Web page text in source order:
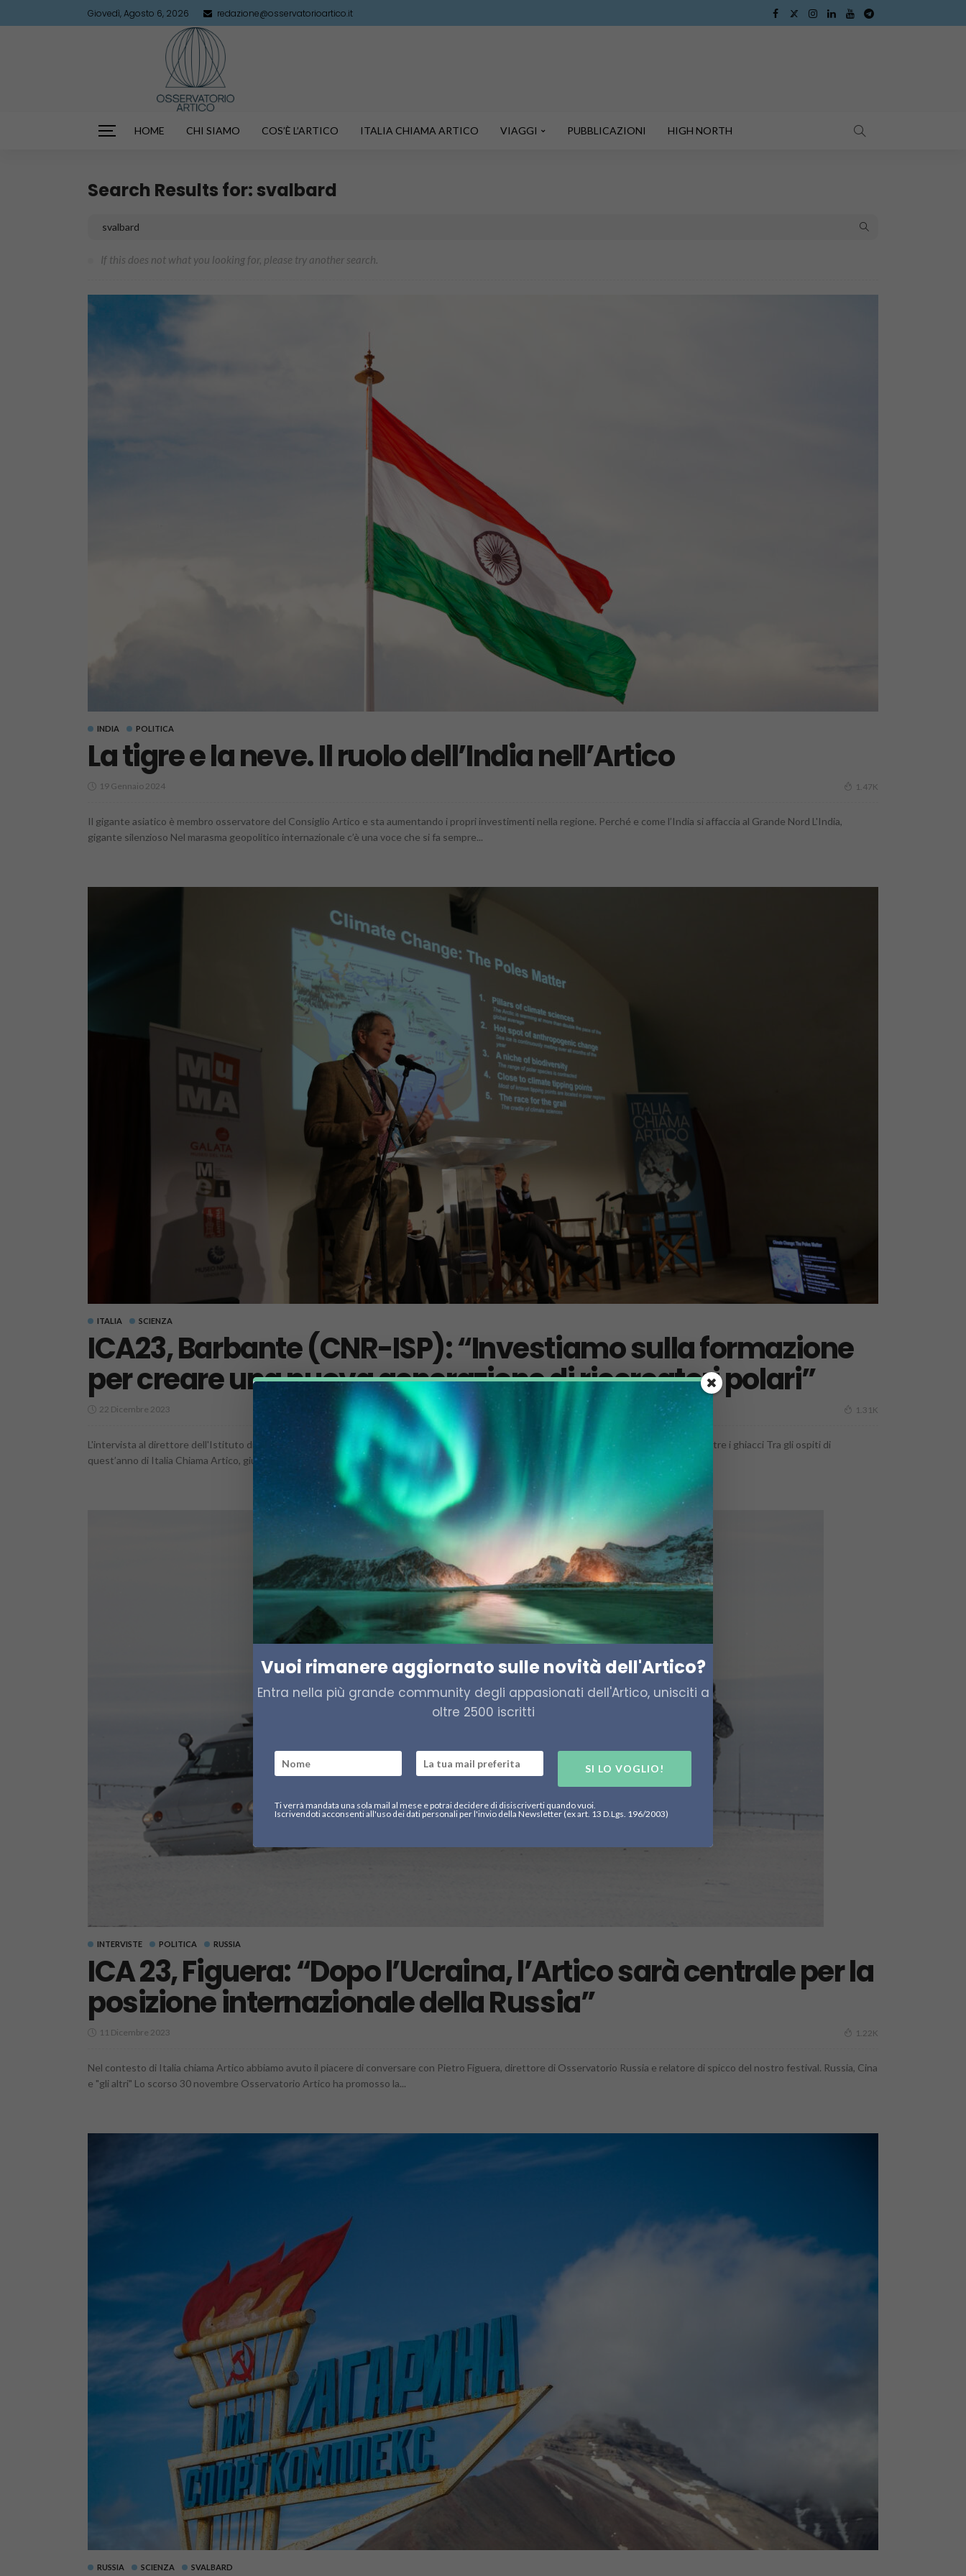
Giovedì, Agosto 6, 2026 redazione@osservatorioartico.it
HOME CHI SIAMO COS’È L’ARTICO ITALIA CHIAMA ARTICO VIAGGI PUBBLICAZIONI HIGH NORTH
Search Results for: svalbard
If this does not what you looking for, please try another search.
INDIA POLITICA
La tigre e la neve. Il ruolo dell’India nell’Artico
19 Gennaio 2024 1.47K
Il gigante asiatico è membro osservatore del Consiglio Artico e sta aumentando i propri investimenti nella regione. Perché e come l’India si affaccia al Grande Nord L'India,
gigante silenzioso Nel marasma geopolitico internazionale c’è una voce che si fa sempre...
ITALIA SCIENZA
ICA23, Barbante (CNR-ISP): “Investiamo sulla formazione
per creare una nuova generazione di ricercatori polari”
22 Dicembre 2023 1.31K
L'intervista al direttore dell'Istituto di Scienze Polari del CNR, Carlo Barbante, su ambiente, attività di ricerca scientifica e possibili sviluppi. Oltre i ghiacci Tra gli ospiti di
quest’anno di Italia Chiama Artico, giunto alla sua terza edizione, durante il primo...
INTERVISTE POLITICA RUSSIA
ICA 23, Figuera: “Dopo l’Ucraina, l’Artico sarà centrale per la
posizione internazionale della Russia”
11 Dicembre 2023 1.22K
Nel contesto di Italia chiama Artico abbiamo avuto il piacere di conversare con Pietro Figuera, direttore di Osservatorio Russia e relatore di spicco del nostro festival. Russia, Cina
e "gli altri" Lo scorso 30 novembre Osservatorio Artico ha promosso la...
RUSSIA SCIENZA SVALBARD
Vuoi rimanere aggiornato sulle novità dell'Artico?
Entra nella più grande community degli appasionati dell'Artico, unisciti a
oltre 2500 iscritti
SI LO VOGLIO!
Ti verrà mandata una sola mail al mese e potrai decidere di disiscriverti quando vuoi.
Iscrivendoti acconsenti all'uso dei dati personali per l'invio della Newsletter (ex art. 13 D.Lgs. 196/2003)